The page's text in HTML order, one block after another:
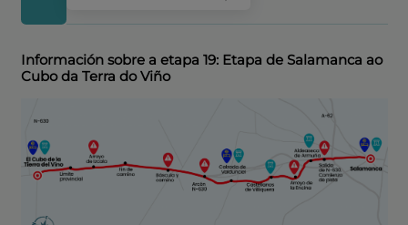
Información sobre a etapa 19: Etapa de Salamanca ao
Cubo da Terra do Viño